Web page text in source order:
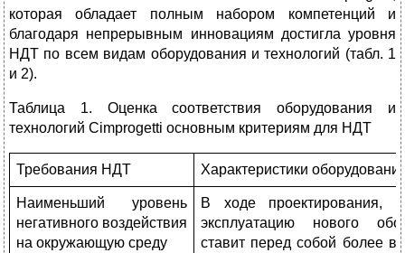
которая обладает полным набором компетенций и
благодаря непрерывным инновациям достигла уровня
НДТ по всем видам оборудования и технологий (табл. 1
и 2).
Таблица 1. Оценка соответствия оборудования и
технологий Cimprogetti основным критериям для НДТ
Требования НДТ Характеристики
Наименьший уровень
негативного воздействия
на окружающую среду
В ходе проектирования,
эксплуатацию нового
ставит перед собой более